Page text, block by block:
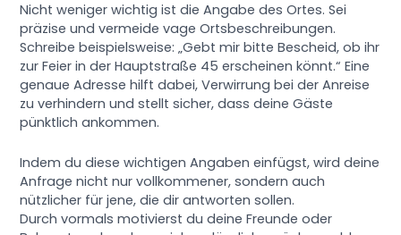
Nicht weniger wichtig ist die Angabe des Ortes. Sei
präzise und vermeide vage Ortsbeschreibungen.
Schreibe beispielsweise: „Gebt mir bitte Bescheid, ob ihr
zur Feier in der Hauptstraße 45 erscheinen könnt.“ Eine
genaue Adresse hilft dabei, Verwirrung bei der Anreise
zu verhindern und stellt sicher, dass deine Gäste
pünktlich ankommen.
Indem du diese wichtigen Angaben einfügst, wird deine
Anfrage nicht nur vollkommener, sondern auch
nützlicher für jene, die dir antworten sollen.
Durch vormals motivierst du deine Freunde oder